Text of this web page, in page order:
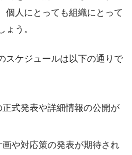
個人にとっても組織にとって
ょう。
スケジュールは以下の通りで
正式発表や詳細情報の公開が
や対応策の発表が期待され